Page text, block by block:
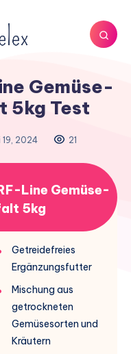
Gemüse-
5kg Test
19, 2024 21
Line Gemüse-
5kg
Getreidefreies
Ergänzungsfutter
Mischung aus
getrockneten
Gemüsesorten und
Kräutern